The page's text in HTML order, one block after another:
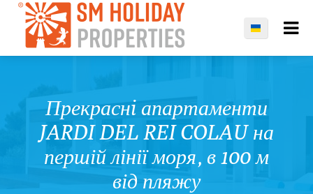
Прекраснi апартаменти
JARDI DEL REI COLAU на
першій лінії моря, в 100 м
від пляжу